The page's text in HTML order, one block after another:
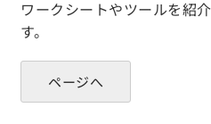
ワークシートやツールを紹
す。
ページへ